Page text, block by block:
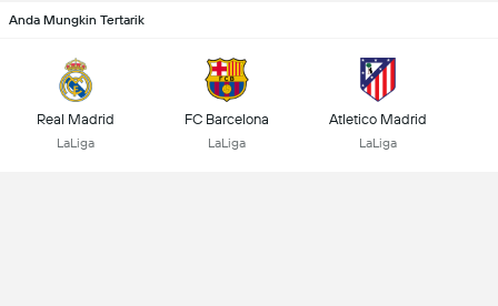
Anda Mungkin Tertarik
Real Madrid
LaLiga
FC Barcelona
LaLiga
Atletico Madrid
LaLiga